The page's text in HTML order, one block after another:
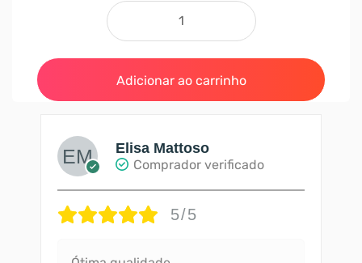
1000 Views quantidade
Adicionar ao carrinho
Elisa Mattoso
Comprador verificado
5/5